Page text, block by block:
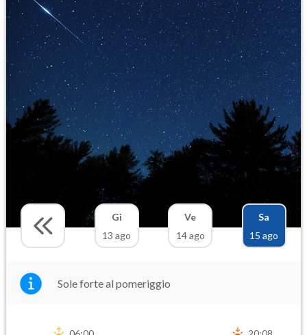
Gi
13 ago
Ve
14 ago
Sa
15 ago
Sole forte al pomeriggio